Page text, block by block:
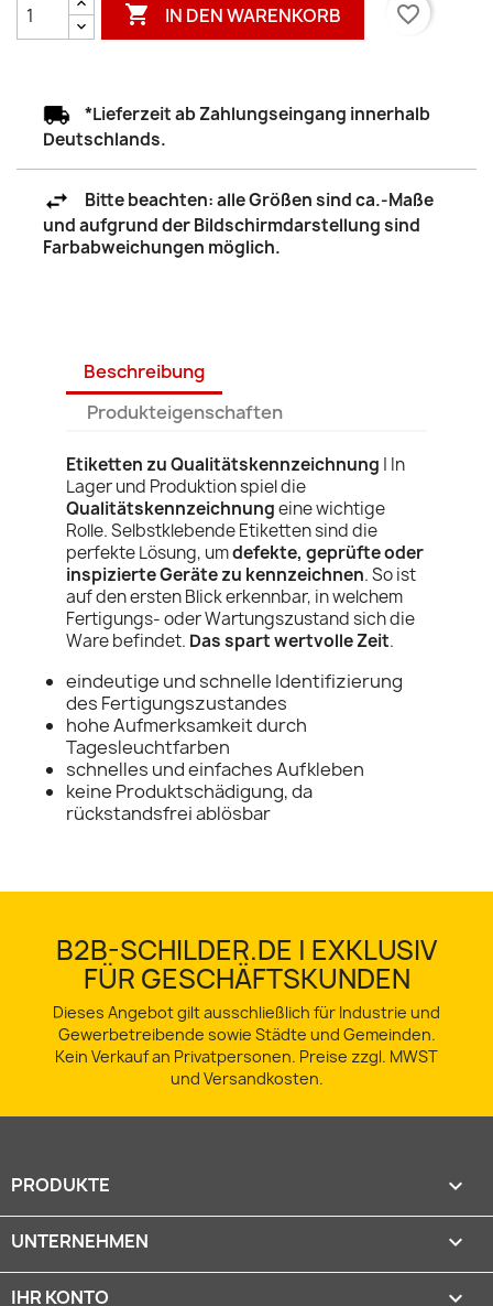
 IN DEN WARENKORB favorite_border
*Lieferzeit ab Zahlungseingang innerhalb
Deutschlands.
Bitte beachten: alle Größen sind ca.-Maße
und aufgrund der Bildschirmdarstellung sind
Farbabweichungen möglich.
Beschreibung
Produkteigenschaften
Etiketten zu Qualitätskennzeichnung | In
Lager und Produktion spiel die
Qualitätskennzeichnungeine wichtige
Rolle. Selbstklebende Etiketten sind die
perfekte Lösung, umdefekte, geprüfte oder
inspizierte Geräte zu kennzeichnen. So ist
auf den ersten Blick erkennbar, in welchem
Fertigungs- oder Wartungszustand sich die
Ware befindet. Das spart wertvolle Zeit.
eindeutige und schnelle Identifizierung
des Fertigungszustandes
hohe Aufmerksamkeit durch
Tagesleuchtfarben
schnelles und einfaches Aufkleben
keine Produktschädigung, da
rückstandsfrei ablösbar
B2B-SCHILDER.DE | EXKLUSIV
FÜR GESCHÄFTSKUNDEN
Dieses Angebot gilt ausschließlich für Industrie und
Gewerbetreibende sowie Städte und Gemeinden.
Kein Verkauf an Privatpersonen. Preise zzgl. MWST
und Versandkosten.
PRODUKTE 
UNTERNEHMEN 
IHR KONTO 